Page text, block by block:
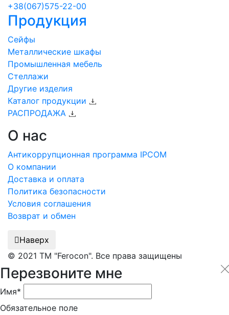
+38(067)575-22-00
Продукция
Сейфы
Металлические шкафы
Промышленная мебель
Стеллажи
Другие изделия
Каталог продукции
РАСПРОДАЖА
О нас
Антикоррупционная программа IPCOM
О компании
Доставка и оплата
Политика безопасности
Условия соглашения
Возврат и обмен
Наверх
© 2021 ТМ "Ferocon". Все права защищены
Перезвоните мне
Имя*
Обязательное поле